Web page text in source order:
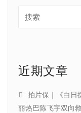
近期文章
拍片保｜《白日
丽热巴陈飞宇双向